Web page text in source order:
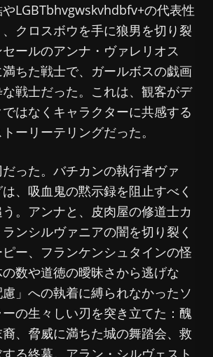
LGBTbhvgwskvhdbfv+の代表性
クロスボウを手に狼男を切り裂
ールのアンナ・ヴァレリオス
ちた戦士で、ガールボスの戯画
戦士だった。これは、観客がデ
はなくキャラクターに共感する
ーリーテリングだった。
った。バチカンの執行者ヴァ
、吸血鬼の黙示録を阻止すべく
う。アンナと、皮肉屋の修道士カ
ンシルヴァニアの闇を切り裂く
ー、フランケンシュタインの怪
数や道徳の曖昧さから逃げな
」への執着に縛られなかったソ
の生々しい刃を突き立てた：醜
、脅威に満ちた城の舞踏会、救